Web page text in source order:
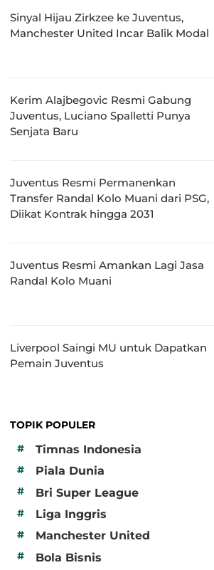
Sinyal Hijau Zirkzee ke Juventus,
Manchester United Incar Balik Modal
Kerim Alajbegovic Resmi Gabung
Juventus, Luciano Spalletti Punya
Senjata Baru
Juventus Resmi Permanenkan
Transfer Randal Kolo Muani dari PSG,
Diikat Kontrak hingga 2031
Juventus Resmi Amankan Lagi Jasa
Randal Kolo Muani
Liverpool Saingi MU untuk Dapatkan
Pemain Juventus
TOPIK POPULER
#
Timnas Indonesia
# Piala Dunia
# Bri Super League
# Liga Inggris
# Manchester United
# Bola Bisnis